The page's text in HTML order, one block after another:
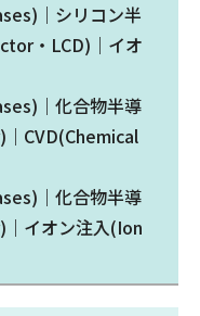
｜シリコン半
・LCD)｜イオ
｜化合物半導
CVD(Chemical
｜化合物半導
イオン注入(Ion